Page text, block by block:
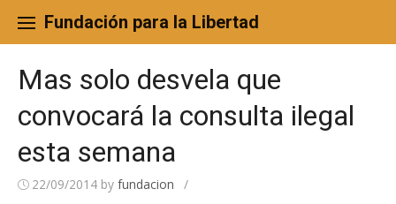
content
Fundación para la Libertad
Mas solo desvela que
convocará la consulta ilegal
esta semana
22/09/2014 by fundacion /